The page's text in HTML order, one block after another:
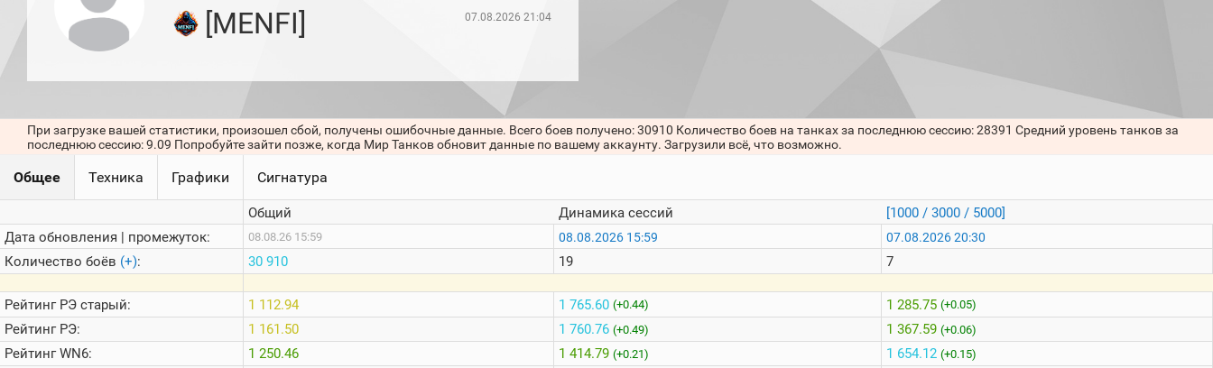
последние
сессии)
1000
стримеров
Информация
Онлайн
Цветовая
шкала
[MENFI]
07.08.2026 21:04
При загрузке вашей статистики, произошел сбой, получены ошибочные данные. Всего боев получено: 30910 Количество боев на танках за последнюю сессию: 28391 Средний уровень танков за
последнюю сессию: 9.09 Попробуйте зайти позже, когда Мир Танков обновит данные по вашему аккаунту. Загрузили всё, что возможно.
Общее Техника Графики Сигнатура
Дата обновления | промежуток:
Количество боёв (+):
РейтингРЭ старый:
РейтингРЭ:
РейтингWN6:
Общий
08.08.26 15:59
30 910
1 112.94
1 161.50
1 250.46
Динамика сессий
08.08.2026 15:59
19
1 765.60 (+0.44)
1 760.76 (+0.49)
1 414.79 (+0.21)
[1000 / 3000 / 5000]
07.08.2026 20:30
7
1 285.75 (+0.05)
1 367.59 (+0.06)
1 654.12 (+0.15)